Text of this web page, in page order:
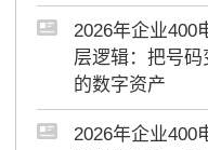
2026年企业400
层逻辑：把号码
的数字资产
2026年企业400